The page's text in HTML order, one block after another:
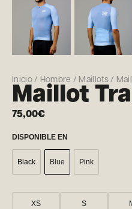
Inicio/ Hombre / Maillots /
Maillot
75,00€
DISPONIBLE EN
Black Blue Pink
XS S